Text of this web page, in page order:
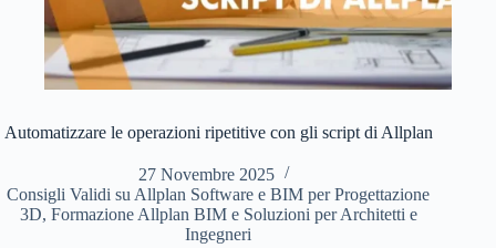
Automatizzare le operazioni ripetitive con gli script di Allplan
27 Novembre 2025
Consigli Validi su Allplan Software e BIM per Progettazione
3D, Formazione Allplan BIM e Soluzioni per Architetti e
Ingegneri